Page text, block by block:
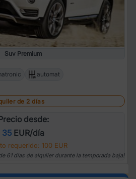
Suv Premium
automat
de 2 días
desde:
35 EUR/día
requerido: 100 EUR
61 días de alquiler durante la temporada baja!